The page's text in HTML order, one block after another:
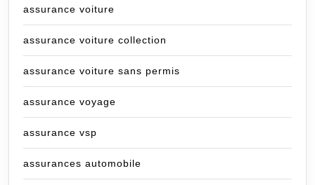
assurance voiture
assurance voiture collection
assurance voiture sans permis
assurance voyage
assurance vsp
assurances automobile